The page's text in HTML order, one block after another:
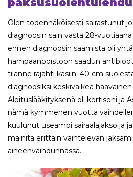
Olen todennäköisesti sairastunut
diagnoosin sain vasta 28-
ennen diagnoosin saamista oli
hampaanpoistoon saadun
tilanne räjähti käsiin. 40 cm
diagnoosiksi keskivaikea
Aloituslääkityksenä oli kortisoni ja
nämä kymmenen vuotta
kuulunut useampi sairaalajakso ja
mainita erittäin vaihtelevan
aineenvaihdunnassa.